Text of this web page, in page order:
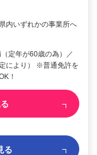
内いずれかの事業所へ
定年が60歳の為）／
により） ※普通免許を
！
る